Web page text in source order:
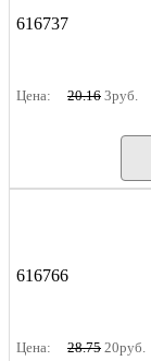
616737
Цена: 20.16 3руб.
616766
Цена: 28.75 20руб.